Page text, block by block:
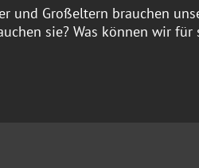
und Großeltern brauchen
sie? Was können wir für